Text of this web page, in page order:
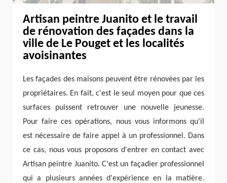
Artisan peintre Juanito et le travail
de rénovation des façades dans la
ville de Le Pouget et les localités
avoisinantes
Les façades des maisons peuvent être rénovées par les
propriétaires. En fait, c'est le seul moyen pour que ces
surfaces puissent retrouver une nouvelle jeunesse.
Pour faire ces opérations, nous vous informons qu'il
est nécessaire de faire appel à un professionnel. Dans
ce cas, nous vous proposons d'entrer en contact avec
Artisan peintre Juanito. C'est un façadier professionnel
qui a plusieurs années d'expérience en la matière.